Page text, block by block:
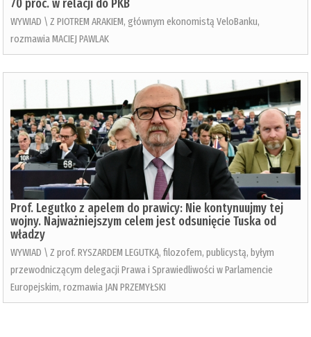
70 proc. w relacji do PKB
WYWIAD \ Z PIOTREM ARAKIEM, głównym ekonomistą VeloBanku,
rozmawia MACIEJ PAWLAK
Prof. Legutko z apelem do prawicy: Nie kontynuujmy tej
wojny. Najważniejszym celem jest odsunięcie Tuska od
władzy
WYWIAD \ Z prof. RYSZARDEM LEGUTKĄ, filozofem, publicystą, byłym
przewodniczącym delegacji Prawa i Sprawiedliwości w Parlamencie
Europejskim, rozmawia JAN PRZEMYŁSKI